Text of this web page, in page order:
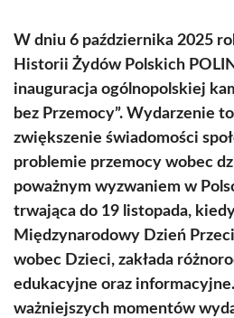
W dniu 6 października 2025
Historii Żydów Polskich
inauguracja ogólnopolskiej
bez Przemocy”. Wydarzenie
zwiększenie świadomości
problemie przemocy wobec
poważnym wyzwaniem w
trwająca do 19 listopada,
Międzynarodowy Dzień
wobec Dzieci, zakłada
edukacyjne oraz
ważniejszych momentów